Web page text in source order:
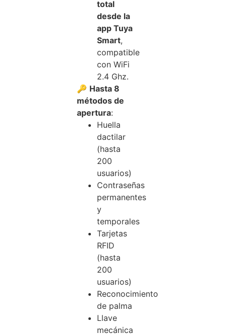
total
desde la
app Tuya
Smart,
compatible
con WiFi
2.4 Ghz.
🔑 Hasta 8
métodos de
apertura:
Huella
dactilar
(hasta
200
usuarios)
Contraseñas
permanentes
y
temporales
Tarjetas
RFID
(hasta
200
usuarios)
Reconocimiento
de palma
Llave
mecánica